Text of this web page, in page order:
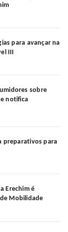
para avançar na
III
sobre
notifica
preparativos para
Erechim é
Mobilidade